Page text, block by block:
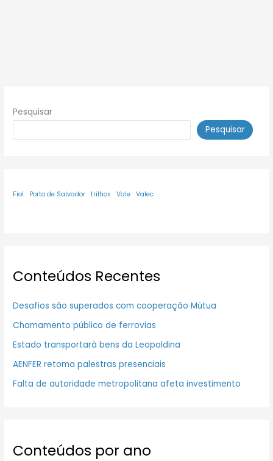
Pesquisar
Pesquisar
Fiol Porto de Salvador trilhos Vale Valec
Conteúdos Recentes
Desafios são superados com cooperação Mútua
Chamamento público de ferrovias
Estado transportará bens da Leopoldina
AENFER retoma palestras presenciais
Falta de autoridade metropolitana afeta investimento
Conteúdos por ano